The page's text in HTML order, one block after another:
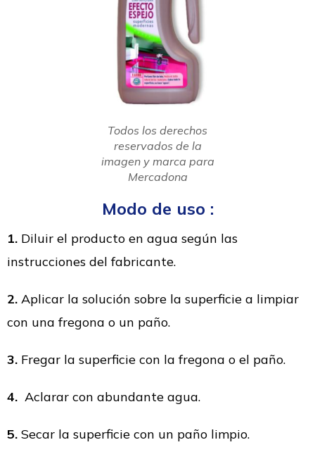
Todos los derechos
reservados de la
imagen y marca para
Mercadona
Modo de uso :
1. Diluir el producto en agua según las
instrucciones del fabricante.
2. Aplicar la solución sobre la superficie a limpiar
con una fregona o un paño.
3. Fregar la superficie con la fregona o el paño.
4. Aclarar con abundante agua.
5. Secar la superficie con un paño limpio.